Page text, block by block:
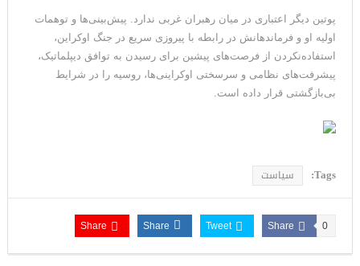
پوتین دیگر اعتباری در میان رهبران غربی ندارد. پیش‌بینی‌ها و توهمات
اولیه او و فرماندهانش در رابطه با پیروزی سریع در جنگ اوکراین،
استفاده‌نکردن از فرصت‌های پیشین برای رسیدن به توافق دیپلماتیک،
پیشرفت‌های نظامی و سرسختی اوکراینی‌ها، روسیه را در شرایط
بی‌بازگشتی قرار داده است.
Tags: سیاست
Share 0
Tweet
Share
Share